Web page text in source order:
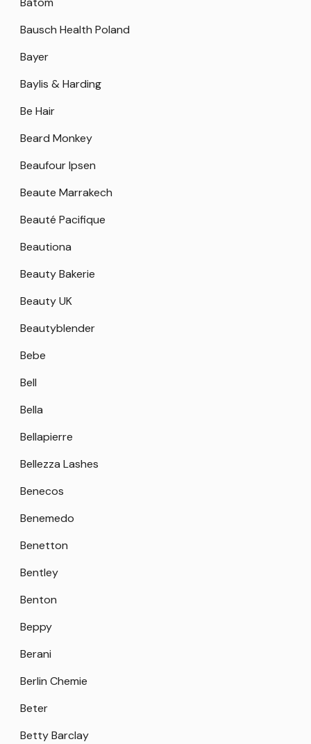
Bausch Health Poland
Bayer
Baylis & Harding
Be Hair
Beard Monkey
Beaufour Ipsen
Beaute Marrakech
Beauté Pacifique
Beautiona
Beauty Bakerie
Beauty UK
Beautyblender
Bebe
Bell
Bella
Bellapierre
Bellezza Lashes
Benecos
Benemedo
Benetton
Bentley
Benton
Beppy
Berani
Berlin Chemie
Beter
Betty Barclay